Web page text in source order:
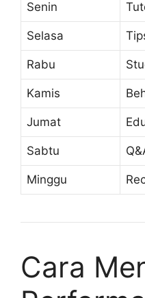
Senin
Selasa
Rabu
Kamis
Jumat
Sabtu
Minggu
Cara